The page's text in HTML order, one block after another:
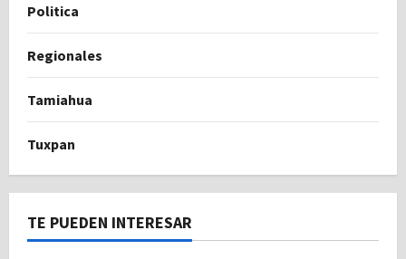
Politica
Regionales
Tamiahua
Tuxpan
TE PUEDEN INTERESAR